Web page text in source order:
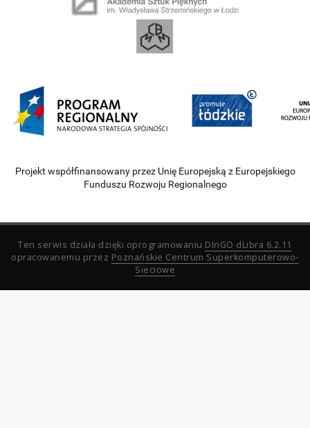
Projekt współfinansowany przez Unię Europejską z Europejskiego
Funduszu Rozwoju Regionalnego
Ten serwis działa dzięki oprogramowaniu DInGO dLibra 6.2.11
opracowanemu przez Poznańskie Centrum Superkomputerowo-
Sieciowe